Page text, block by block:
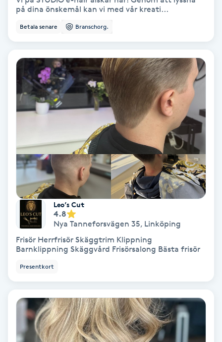
Kroppspeeling
Kärlbehandling
Lashlift Keratin
LED-ljusterapi
Liktornar
Luggklippning
på dina önskemål kan vi med vår kreati...
Betala senare Branschorg.
Leo’s Cut
4.8
Nya Tanneforsvägen 35, Linköping
Frisör Herrfrisör Skäggtrim Klippning
Barnklippning Skäggvård Frisörsalong Bästa frisör
Presentkort